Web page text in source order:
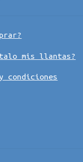
mis llantas?
condiciones